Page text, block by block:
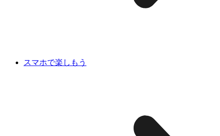
スマホで楽しもう